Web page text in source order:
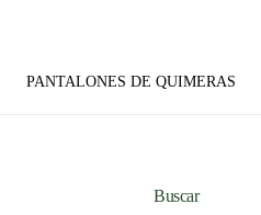
PANTALONES DE QUIMERAS
Buscar